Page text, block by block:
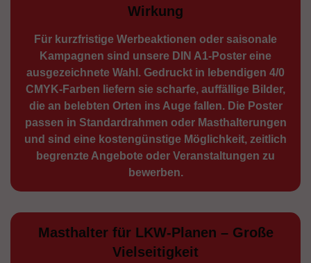
Wirkung
Für kurzfristige Werbe­aktionen oder saisonale
Kampagnen sind unsere DIN A1-Poster eine
ausge­zeichnete Wahl. Gedruckt in lebendigen 4/0
CMYK-Farben liefern sie scharfe, auffällige Bilder,
die an belebten Orten ins Auge fallen. Die Poster
passen in Standardrahmen oder Masthalterungen
und sind eine kostengünstige Möglichkeit, zeitlich
begrenzte Angebote oder Veranstaltungen zu
bewerben.
Masthalter für LKW-Planen – Große
Vielseitigkeit